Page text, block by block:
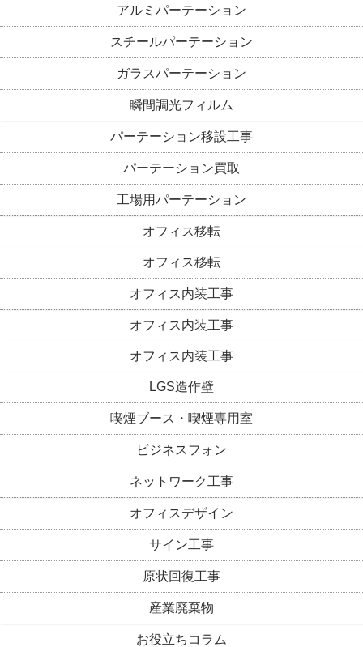
アルミパーテーション
スチールパーテーション
ガラスパーテーション
瞬間調光フィルム
パーテーション移設工事
パーテーション買取
工場用パーテーション
オフィス移転
オフィス移転
オフィス内装工事
オフィス内装工事
オフィス内装工事
LGS造作壁
喫煙ブース・喫煙専用室
ビジネスフォン
ネットワーク工事
オフィスデザイン
サイン工事
原状回復工事
産業廃棄物
お役立ちコラム